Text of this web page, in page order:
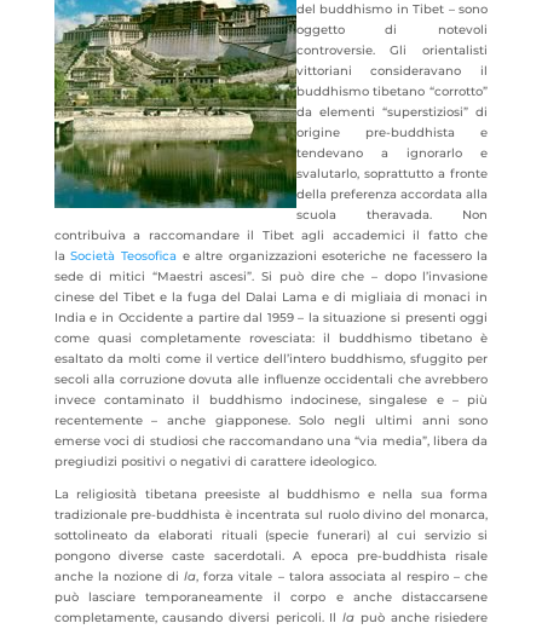
del buddhismo in Tibet – sono
oggetto di notevoli
controversie. Gli orientalisti
vittoriani consideravano il
buddhismo tibetano “corrotto”
da elementi “superstiziosi” di
origine pre-buddhista e
tendevano a ignorarlo e
svalutarlo, soprattutto a fronte
della preferenza accordata alla
scuola theravada. Non
contribuiva a raccomandare il Tibet agli accademici il fatto che
laSocietà Teosofica e altre organizzazioni esoteriche ne facessero la
sede di mitici “Maestri ascesi”. Si può dire che – dopo l’invasione
cinese del Tibet e la fuga del Dalai Lama e di migliaia di monaci in
India e in Occidente a partire dal 1959 – la situazione si presenti oggi
come quasi completamente rovesciata: il buddhismo tibetano è
esaltato da molti come il vertice dell’intero buddhismo, sfuggito per
secoli alla corruzione dovuta alle influenze occidentali che avrebbero
invece contaminato il buddhismo indocinese, singalese e – più
recentemente – anche giapponese. Solo negli ultimi anni sono
emerse voci di studiosi che raccomandano una “via media”, libera da
pregiudizi positivi o negativi di carattere ideologico.
La religiosità tibetana preesiste al buddhismo e nella sua forma
tradizionale pre-buddhista è incentrata sul ruolo divino del monarca,
sottolineato da elaborati rituali (specie funerari) al cui servizio si
pongono diverse caste sacerdotali. A epoca pre-buddhista risale
anche la nozione dila, forza vitale – talora associata al respiro – che
può lasciare temporaneamente il corpo e anche distaccarsene
completamente, causando diversi pericoli. Illa può anche risiedere